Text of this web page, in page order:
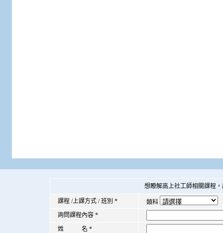
想瞭解高上社工師相關課程
課程 /上課方式 / 班別 * 類科
詢問課程內容 *
姓 名 *